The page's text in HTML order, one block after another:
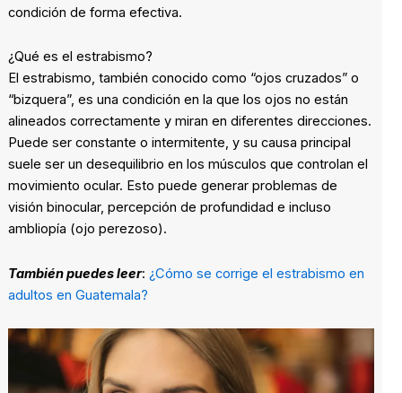
condición de forma efectiva.
¿Qué es el estrabismo?
El estrabismo, también conocido como “ojos cruzados” o
“bizquera”, es una condición en la que los ojos no están
alineados correctamente y miran en diferentes direcciones.
Puede ser constante o intermitente, y su causa principal
suele ser un desequilibrio en los músculos que controlan el
movimiento ocular. Esto puede generar problemas de
visión binocular, percepción de profundidad e incluso
ambliopía (ojo perezoso).
También puedes leer: ¿Cómo se corrige el estrabismo en
adultos en Guatemala?